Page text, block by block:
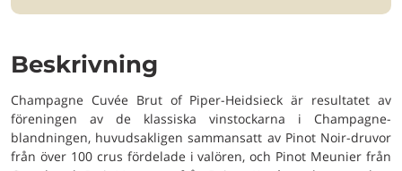
Beskrivning
Champagne Cuvée Brut of Piper-Heidsieck är resultatet av
föreningen av de klassiska vinstockarna i Champagne-
blandningen, huvudsakligen sammansatt av Pinot Noir-druvor
från över 100 crus fördelade i valören, och Pinot Meunier från